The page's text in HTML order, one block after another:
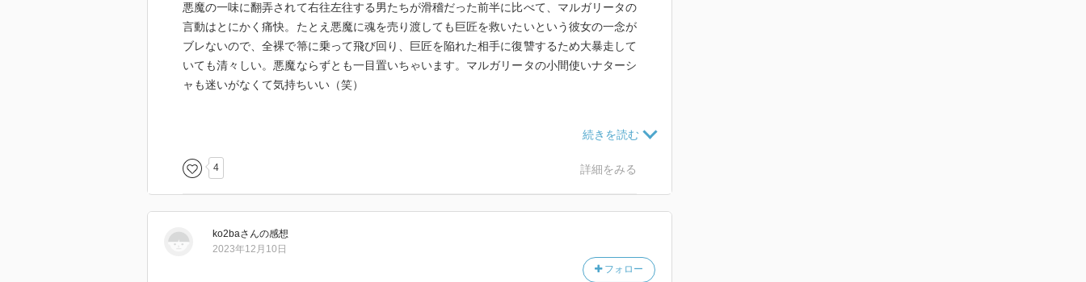
逆に、神やイエスを信じるものを、実は悪魔が救っているようでもある。
猥雑で派手な騒ぎを引き起こしつつ、悪魔が去った後には、苦しんだ者たちに永遠の安ら
かな静謐がもたらされる。
つまるところ、本作では、悪魔は神の「代行」者なのか。
悪魔と神は表裏一体。神がいなければ悪魔も存在しえない。神を否定する者はまた、悪魔
分となる。苛立ちや不安、絶望もあったろう。
る。
作中で、絶望した巨匠は、一度は原稿を焼く。だがそれは悪魔により復活する。本作中最
悪魔の一味に翻弄されて右往左往する男たちが滑稽だった前半に比べて、マルガリータの
言動はとにかく痛快。たとえ悪魔に魂を売り渡しても巨匠を救いたいという彼女の一念が
ブレないので、全裸で箒に乗って飛び回り、巨匠を陥れた相手に復讐するため大暴走して
いても清々しい。悪魔ならずとも一目置いちゃいます。マルガリータの小間使いナターシ
ャも迷いがなくて気持ちいい（笑）
し、ご主人様と、チビとノッポと猫と美女というチーム悪魔も、ビジュアルわかりやすく
てお茶目だし、ホドロフスキーかシュヴァンクマイエルあたりなら映画化してくれても面
白いかもなんて思ってしまった。テリー・ギリアムでも可。反面、やたらと燃え落ちる家
とにかく読んでいるあいだずっと夢中で楽しかった。みんなが幸せになれたわけじゃない
けれど、ハッピーエンドだと思えたし。いつかイワンのことも、誰か迎えに行ってあげて
4 詳細をみる
ko2baさんの感想
フォロー
2023年12月10日